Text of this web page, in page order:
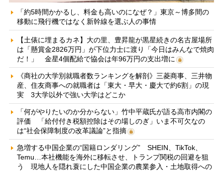
「約5時間かかるし、料金も高いのになぜ？」東京～博多間の
移動に飛行機ではなく新幹線を選ぶ人の事情
【土俵に埋まるカネ】大の里、豊昇龍が黒星続きの名古屋場所
は「懸賞金2826万円」が下位力士に渡り「今日はみんなで焼肉
だ！」 金星4個配給で協会は年96万円の支出増に
《商社の大学別就職者数ランキングを解剖》三菱商事、三井物
産、住友商事への就職者は「東大・早大・慶大で約6割」の現
実 3大学以外で強い大学はどこか
「何がやりたいのか分からない」竹中平蔵氏が語る高市内閣の
評価 「給付付き税額控除はその場しのぎ」いま不可欠なの
は“社会保障制度の改革議論”と指摘
急増する中国企業の“国籍ロンダリング” SHEIN、TikTok、
Temu…本社機能を海外に移転させ、トランプ関税の回避を狙
う 現地人を隠れ蓑にした中国企業の農業参入・土地取得への